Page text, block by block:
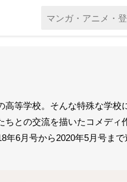
等学校。そんな特殊な学
ちとの交流を描いたコメデ
年6月号から2020年5月号ま